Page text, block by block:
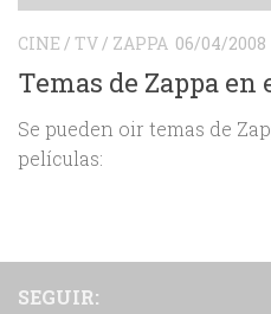
CINE / TV/ ZAPPA 06/04/2008
Temas de Zappa en
Se pueden oir temas de
películas:
SEGUIR: